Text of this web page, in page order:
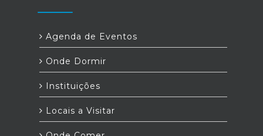
Agenda de Eventos
Onde Dormir
Instituições
Locais a Visitar